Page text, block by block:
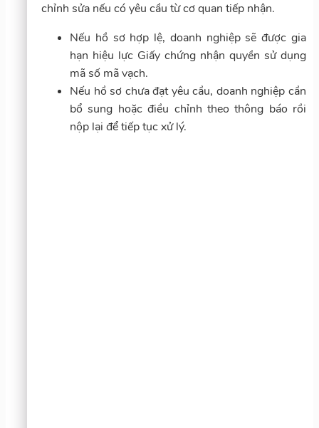
chỉnh sửa nếu có yêu cầu từ cơ quan tiếp nhận.
Nếu hồ sơ hợp lệ, doanh nghiệp sẽ được gia
hạn hiệu lực Giấy chứng nhận quyền sử dụng
mã số mã vạch.
Nếu hồ sơ chưa đạt yêu cầu, doanh nghiệp cần
bổ sung hoặc điều chỉnh theo thông báo rồi
nộp lại để tiếp tục xử lý.